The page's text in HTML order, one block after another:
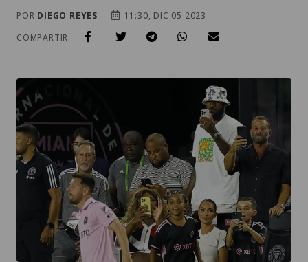
POR DIEGO REYES
11:30, DIC 05 2023
COMPARTIR: